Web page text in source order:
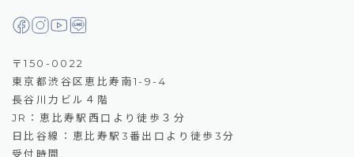
〒150-0022
東京都渋谷区恵比寿南1-9-4
長谷川力ビル４階
JR：恵比寿駅西口より徒歩３分
日比谷線：恵比寿駅3番出口より徒歩3分
受付時間